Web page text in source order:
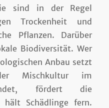
sind in der Regel
Trockenheit und
Pflanzen. Darüber
Biodiversität. Wer
Anbau setzt
Mischkultur im
fördert die
hält Schädlinge fern.